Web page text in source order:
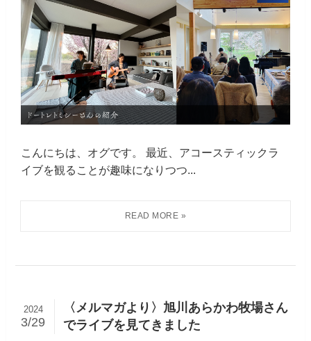
こんにちは、オグです。 最近、アコースティックラ
イブを観ることが趣味になりつつ...
〈メルマガより〉旭川あらかわ牧場さん
でライブを見てきました
2024
3/29